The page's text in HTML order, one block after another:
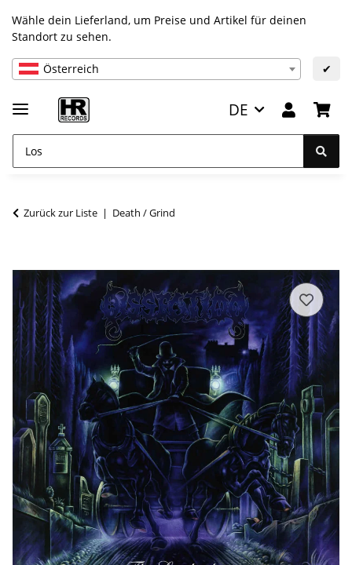
Wähle dein Lieferland, um Preise und Artikel für deinen
Standort zu sehen.
Österreich ✔
DE
Zurück zur Liste Death / Grind